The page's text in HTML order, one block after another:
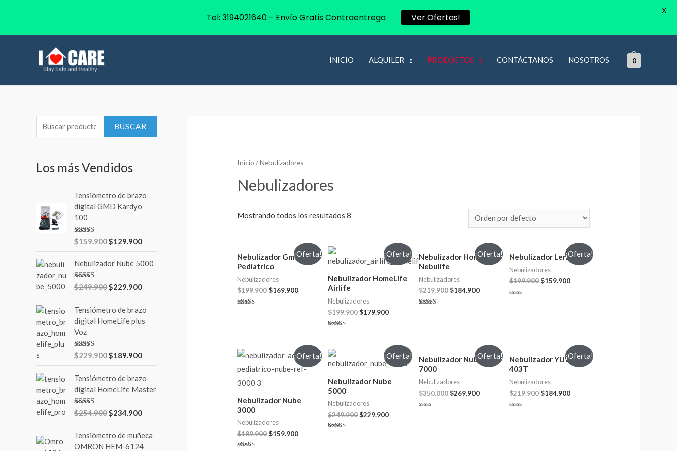
INICIO ALQUILER PRODUCTOS CONTÁCTANOS NOSOTROS 0
u
o
:
BUSCAR
Los más Vendidos
Tensiómetro de brazo
digital GMD Kardyo
100
Valorado en
5.00
$159.900$129.900
Nebulizador Nube 5000
Valorado en
$249.900$229.900
Tensiómetro de brazo
digital HomeLife plus
Voz
Valorado en
5.00
$229.900$189.900
Tensiómetro de brazo
digital HomeLife Master
Valorado en
5.00
$254.900$234.900
Tensiómetro de muñeca
OMRON HEM-6124
Inicio / Nebulizadores
Nebulizadores
Mostrando todos los resultados 8
¡Oferta!
Nebulizador Gmd
Pediatrico
Nebulizadores
$199.900$169.900
¡Oferta!
Nebulizador HomeLife
Airlife
Nebulizadores
$199.900$179.900
de 5
¡Oferta!
Nebulizador HomeLife
Nebulife
Nebulizadores
$219.900$184.900
¡Oferta!
Nebulizador Lenz
Nebulizadores
$199.900$159.900
¡Oferta!
Nebulizador Nube
3000
Nebulizadores
$189.900$159.900
¡Oferta!
Nebulizador Nube
5000
Nebulizadores
$249.900$229.900
¡Oferta!
Nebulizador Nube
7000
Nebulizadores
$350.000$269.900
¡Oferta!
Nebulizador YUWELL
403T
Nebulizadores
$219.900$184.900
Tel: 3194021640 - Envío Gratis Contraentrega Ver Ofertas!
X